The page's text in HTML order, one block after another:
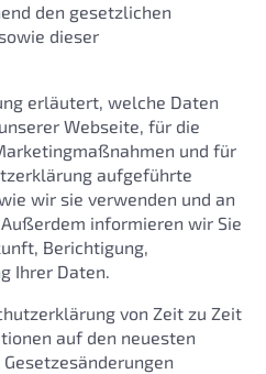
den gesetzlichen
dieser
erläutert, welche Daten
Webseite, für die
und für
aufgeführte
wir sie verwenden und an
informieren wir Sie
Berichtigung,
Ihrer Daten.
von Zeit zu Zeit
auf den neuesten